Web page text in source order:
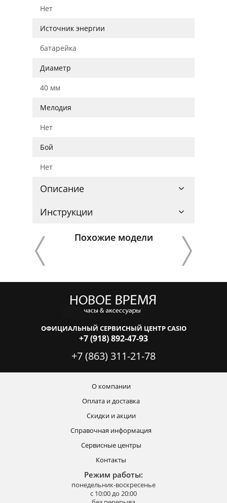
Нет
Источник энергии
батарейка
Диаметр
40 мм
Мелодия
Нет
Бой
Нет
Описание
Инструкции
Похожие модели
ОФИЦИАЛЬНЫЙ СЕРВИСНЫЙ ЦЕНТР CASIO
+7 (918) 892-47-93
+7 (863) 311-21-78
О компании
Оплата и доставка
Скидки и акции
Справочная информация
Сервисные центры
Контакты
Режим работы:
понедельник-воскресенье
с 10:00 до 20:00